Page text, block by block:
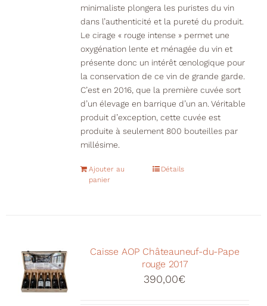
minimaliste plongera les puristes du vin
dans l’authenticité et la pureté du produit.
Le cirage « rouge intense » permet une
oxygénation lente et ménagée du vin et
présente donc un intérêt œnologique pour
la conservation de ce vin de grande garde.
C’est en 2016, que la première cuvée sort
d’un élevage en barrique d’un an. Véritable
produit d’exception, cette cuvée est
produite à seulement 800 bouteilles par
millésime.
Ajouter au
panier
Détails
Caisse AOP Châteauneuf-du-Pape
rouge 2017
390,00€